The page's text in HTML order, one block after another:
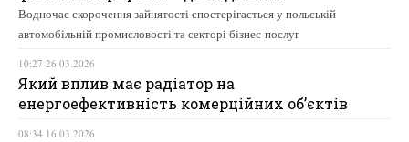
Водночас скорочення зайнятості спостерігається у польській
автомобільній промисловості та секторі бізнес-послуг
10:27 26.03.2026
Який вплив має радіатор на
енергоефективність комерційних об’єктів
08:34 16.03.2026